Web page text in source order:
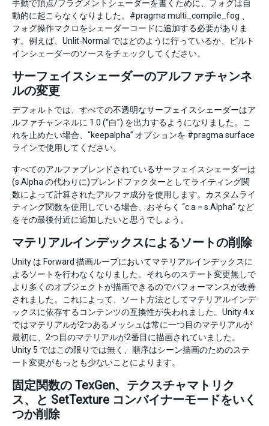
手動で頂点/フラグメントシェーダーを書くために、フォグは自
動的に起こらなくなりました。#pragma multi_compile_fog 、
フォグ操作マクロをシェーダーコードに追加する必要がありま
す。例えば、Unlit-Normal ではどのように行っているか、ビルト
インシェーダーのソースをチェックしてください。
サーフェイスシェーダーのアルファチャンネ
ルの変更
デフォルトでは、すべての不透明なサーフェイスシェーダーはア
ルファチャンネルに 1.0 (“白”) を出力するようになりました。こ
れを止めたい場合、“keepalpha” オプションを #pragma surface
ラインで使用してください。
すべてのアルファブレンドされているサーフェイスシェーダーは
(s.Alpha の代わりに)ブレンドファクターとしてライティング関
数によって計算されたアルファ成分を使用します。カスタムライ
ティング関数を使用している場合、おそらく “c.a = s.Alpha” など
をその最後付近に追加したいと思うでしょう。
マテリアルインデックスによるソートの削除
Unity は Forward 描画ループにおいてマテリアルインデックスに
よるソートを行わなくなりました。それらのステート変更無しで
より多くのオブジェクトが描画できるのでパフォーマンスが改善
されました。これによって、ソート方法としてマテリアルインデ
ックスに依存するコンテンツの互換性が失われました。Unity 4.x
ではマテリアルが2つあるメッシュは常に一つ目のマテリアルが
最初に、2つ目のマテリアルが2番目に描画されていました。
Unity 5 ではこの限りでは無く、順序はシーン描画のためのステ
ート変更がもっとも少ないことによります。
固定関数の TexGen、テクスチャマトリク
ス、と SetTexture コンバイナーモードをいく
つか削除